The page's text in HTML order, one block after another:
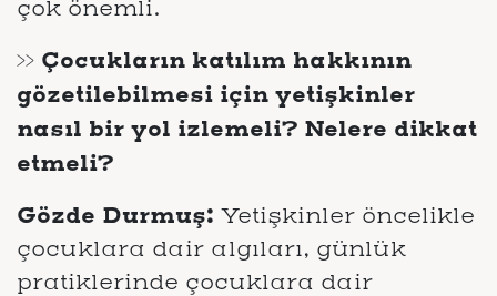
çok önemli.
>> Çocukların katılım hakkının
gözetilebilmesi için yetişkinler
nasıl bir yol izlemeli? Nelere dikkat
etmeli?
Gözde Durmuş: Yetişkinler öncelikle
çocuklara dair algıları, günlük
pratiklerinde çocuklara dair